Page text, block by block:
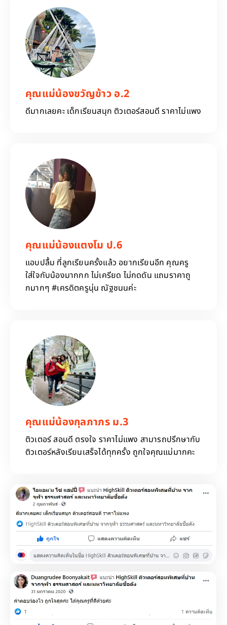
คุณแม่น้องขวัญข้าว อ.2
ดีมากเลยคะ​ เด็กเรียน​สนุก​ ติวเตอร์​สอนดี​ ราคาไม่แพง
คุณแม่น้องแตงโม ป.6
แอบปลื้ม ที่ลูกเรียนครั้งแล้ว อยากเรียนอีก คุณครู
ใส่ใจกับน้องมากกก ไม่เครียด ไม่กดดัน แถมราคาถู
กมากๆ #เครดิตครูนุ่น ณัฐชนนค่ะ
คุณแม่น้องกุลภาภร ม.3
ติวเตอร์ สอนดี ตรงใจ ราคาไม่แพง สามารถปรึกษากับ
ติวเตอร์หลังเรียนเสร็จได้ทุกครั้ง ถูกใจคุณแม่มากคะ